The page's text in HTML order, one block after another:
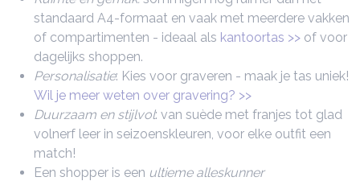
standaard A4-formaat en vaak met meerdere vakken
of compartimenten - ideaal als kantoortas >> of voor
dagelijks shoppen.
Personalisatie: Kies voor graveren - maak je tas uniek!
Wil je meer weten over gravering? >>
Duurzaam en stijlvol: van suède met franjes tot glad
volnerf leer in seizoenskleuren, voor elke outfit een
match!
Een shopper is een ultieme alleskunner